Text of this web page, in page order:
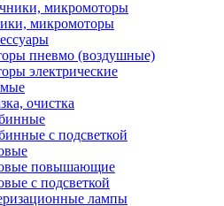
микромоторы
пневмо (воздушные)
электрические
очистка
с подсветкой
повышающие
с подсветкой